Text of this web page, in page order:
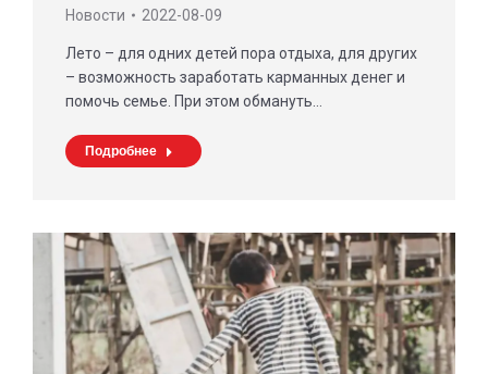
Новости 2022-08-09
Лето – для одних детей пора отдыха, для других
– возможность заработать карманных денег и
помочь семье. При этом обмануть…
Подробнее